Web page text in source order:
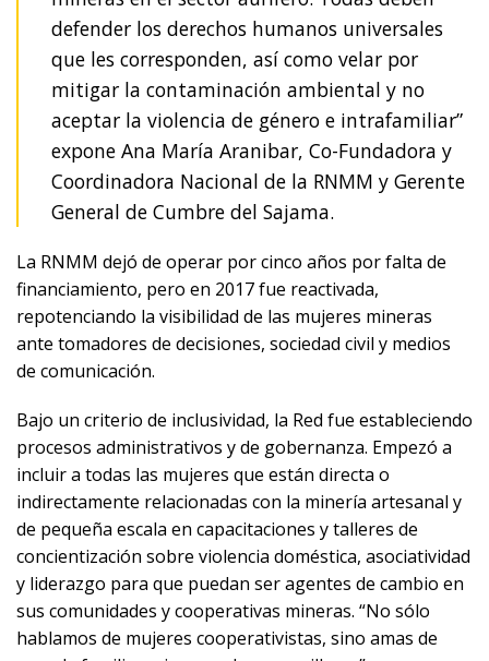
defender los derechos humanos universales
que les corresponden, así como velar por
mitigar la contaminación ambiental y no
aceptar la violencia de género e intrafamiliar”
expone Ana María Aranibar, Co-Fundadora y
Coordinadora Nacional de la RNMM y Gerente
General de Cumbre del Sajama.
La RNMM dejó de operar por cinco años por falta de
financiamiento, pero en 2017 fue reactivada,
repotenciando la visibilidad de las mujeres mineras
ante tomadores de decisiones, sociedad civil y medios
de comunicación.
Bajo un criterio de inclusividad, la Red fue estableciendo
procesos administrativos y de gobernanza. Empezó a
incluir a todas las mujeres que están directa o
indirectamente relacionadas con la minería artesanal y
de pequeña escala en capacitaciones y talleres de
concientización sobre violencia doméstica, asociatividad
y liderazgo para que puedan ser agentes de cambio en
sus comunidades y cooperativas mineras. “No sólo
hablamos de mujeres cooperativistas, sino amas de